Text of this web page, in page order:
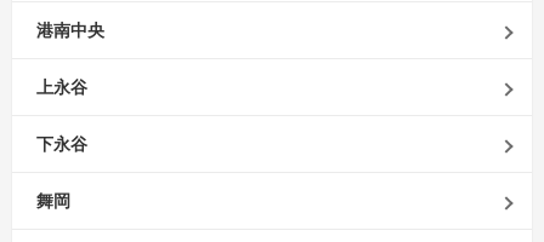
港南中央
上永谷
下永谷
舞岡